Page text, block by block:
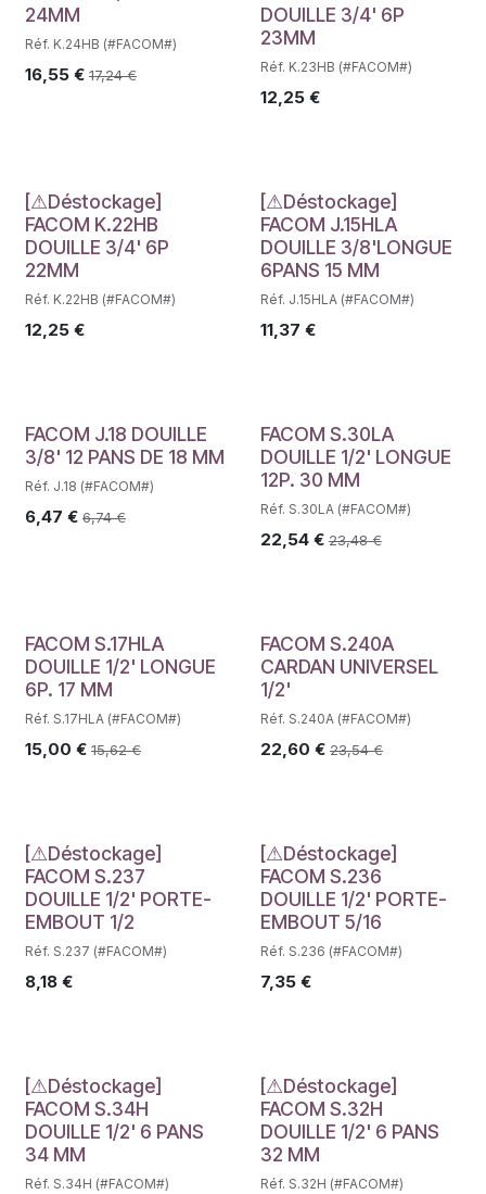
24MM
Réf. K.24HB (#FACOM#)
16,55 € 17,24€
DOUILLE 3/4' 6P
23MM
Réf. K.23HB (#FACOM#)
12,25€
Déstockage
[⚠Déstockage]
FACOM K.22HB
DOUILLE 3/4' 6P
22MM
Réf. K.22HB (#FACOM#)
12,25 €
Déstockage
[⚠Déstockage]
FACOM J.15HLA
DOUILLE 3/8'LONGUE
6PANS 15 MM
Réf. J.15HLA (#FACOM#)
11,37 €
FACOM J.18 DOUILLE
3/8' 12 PANS DE 18 MM
Réf. J.18 (#FACOM#)
6,47 € 6,74€
FACOM S.30LA
DOUILLE 1/2' LONGUE
12P. 30 MM
Réf. S.30LA (#FACOM#)
22,54€ 23,48€
FACOM S.17HLA
DOUILLE 1/2' LONGUE
6P. 17 MM
Réf. S.17HLA (#FACOM#)
15,00 € 15,62€
FACOM S.240A
CARDAN UNIVERSEL
1/2'
Réf. S.240A (#FACOM#)
22,60 € 23,54€
Déstockage
[⚠Déstockage]
FACOM S.237
DOUILLE 1/2' PORTE-
EMBOUT 1/2
Réf. S.237 (#FACOM#)
8,18 €
Déstockage
[⚠Déstockage]
FACOM S.236
DOUILLE 1/2' PORTE-
EMBOUT 5/16
Réf. S.236 (#FACOM#)
7,35€
Déstockage
[⚠Déstockage]
FACOM S.34H
DOUILLE 1/2' 6 PANS
34 MM
Réf. S.34H (#FACOM#)
Déstockage
[⚠Déstockage]
FACOM S.32H
DOUILLE 1/2' 6 PANS
32 MM
Réf. S.32H (#FACOM#)